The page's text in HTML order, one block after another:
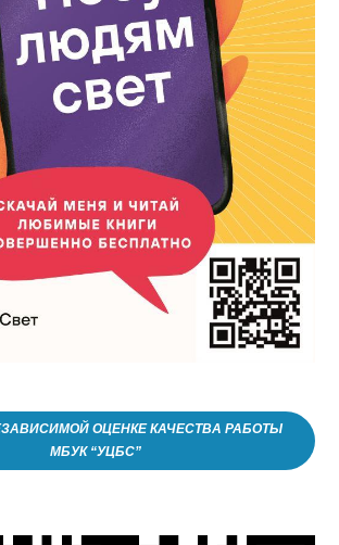
ОЦЕНКЕ КАЧЕСТВА РАБОТЫ
МБУК “УЦБС”